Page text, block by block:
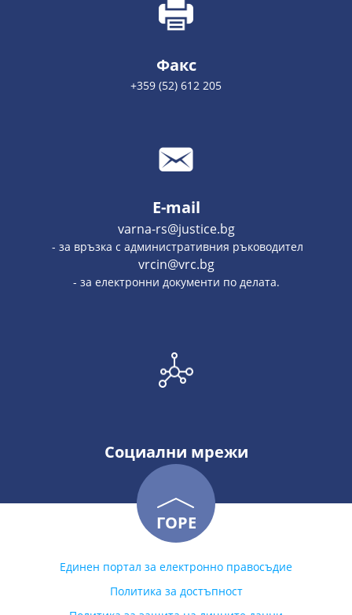
Факс
+359 (52) 612 205
E-mail
varna-rs@justice.bg
- за връзка с административния ръководител
vrcin@vrc.bg
- за електронни документи по делата.
Социални мрежи
ГОРЕ
Единен портал за електронно правосъдие
Политика за достъпност